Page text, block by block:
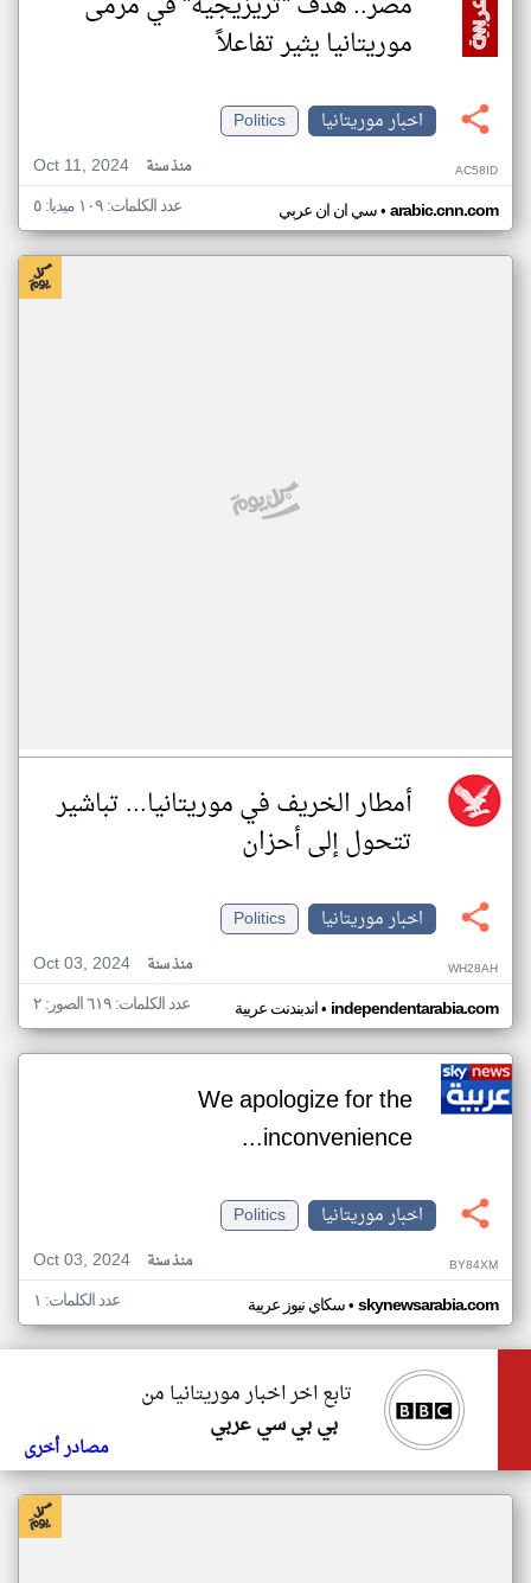
موريتانيا يثير تفاعلاً
اخبار موريتانيا
Politics
Oct 11, 2024
منذ سنة AC58ID
سي ان ان عربي• arabic.cnn.com عدد الكلمات: ١٠٩ ميديا: ٥
أمطار الخريف في موريتانيا... تباشير
تتحول إلى أحزان
اخبار موريتانيا
Politics
Oct 03, 2024
منذ سنة WH28AH
اندبندنت عربية• independentarabia.com عدد الكلمات: ٦١٩ الصور: ٢
We apologize for the
inconvenience...
اخبار موريتانيا
Politics
Oct 03, 2024
منذ سنة BY84XM
سكاي نيوز عربية• skynewsarabia.com عدد الكلمات: ١
تابع اخر اخبار موريتانيا من
بي بي سي عربي
مصادر أخرى